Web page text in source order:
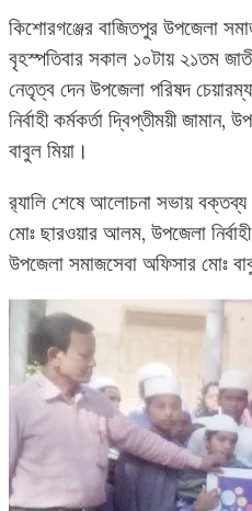
কিশোরগঞ্জের বাজিতপুর উপজেলা
বৃহস্পতিবার সকাল ১০টায় ২১তম
নেতৃত্ব দেন উপজেলা পরিষদ
নির্বাহী কর্মকর্তা দ্বিপ্তীময়ী
বাবুল মিয়া।
র‌্যালি শেষে আলোচনা সভায় বক্তব্য
মোঃ ছারওয়ার আলম, উপজেলা নির্বাহী
উপজেলা সমাজসেবা অফিসার মোঃ